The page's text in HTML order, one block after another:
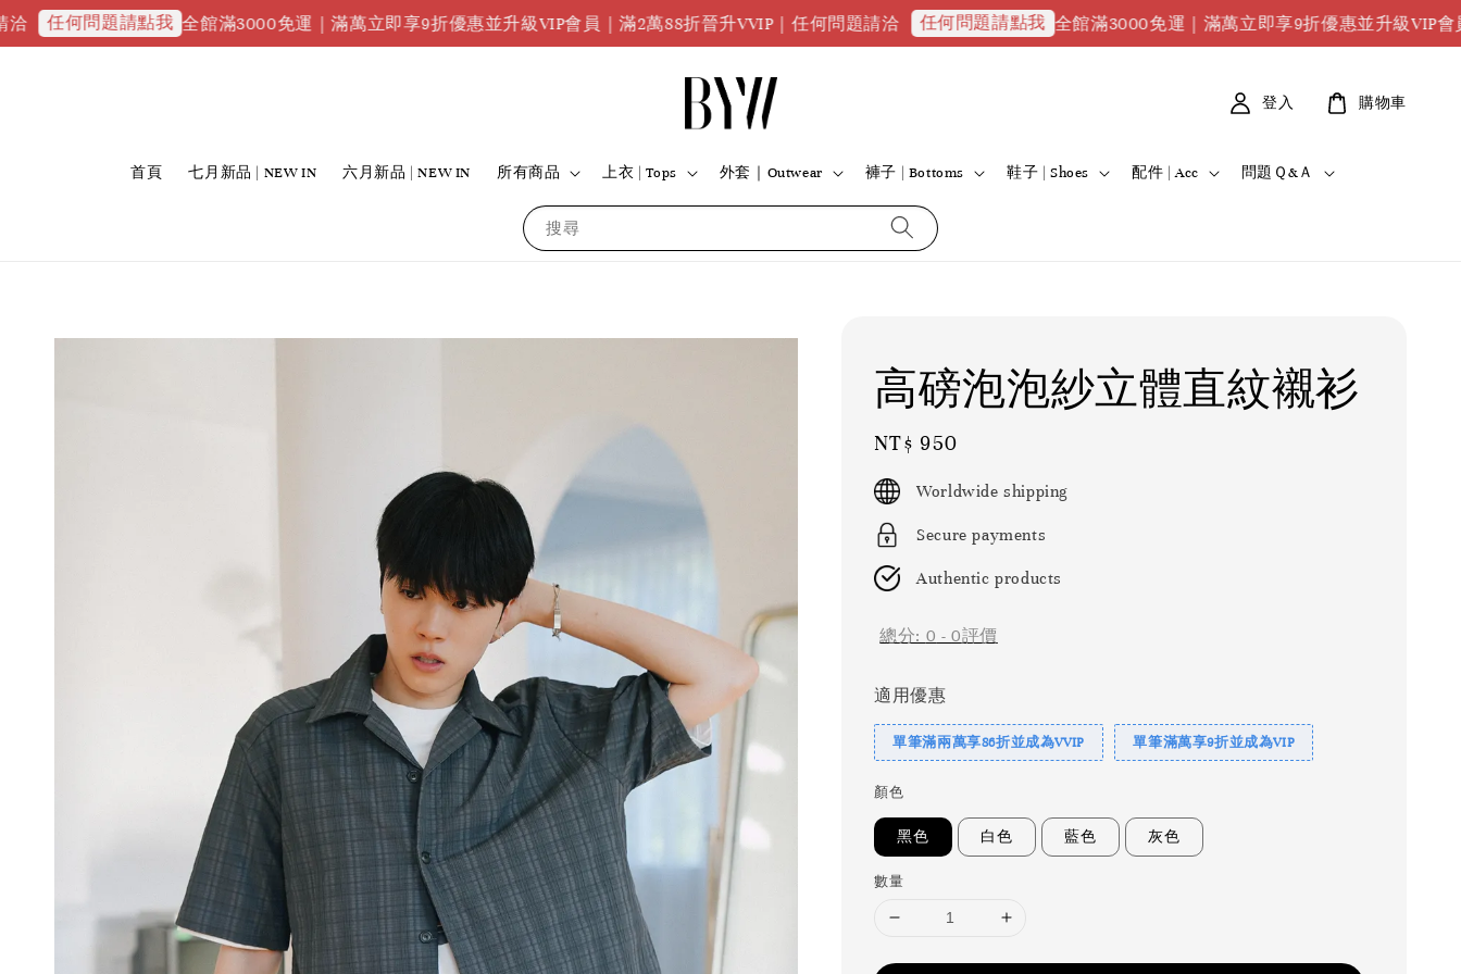
題請點我 全館滿3000免運｜滿萬立即享9折優惠並升級VIP會員｜滿2萬88折晉升VVIP｜任何問題請洽 任何問題請點我 全館滿3000免運｜滿萬立即享9折優惠並升級VIP會員｜滿2萬
搜尋
首頁 七月新品 | NEW IN 六月新品 | NEW IN 所有商品 上衣 | Tops 外套｜Outwear 褲子 | Bottoms 鞋子 | Shoes 配件 | Acc 問題Ｑ&Ａ
登入 購物車
高磅泡泡紗立體直紋襯衫
Regular
price
NT$ 950
Worldwide shipping
Secure payments
Authentic products
總分: 0 -0評價
適用優惠
單筆滿兩萬享86折並成為VVIP 單筆滿萬享9折並成為VIP
顏色
黑色 白色 藍色 灰色
數量